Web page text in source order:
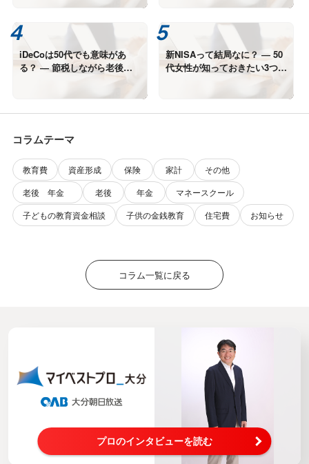
iDeCoは50代でも意味があ
る？ ― 節税しながら老後資
新NISAって結局なに？ ― 50
代女性が知っておきたい3つの
コラムテーマ
教育費 資産形成 保険 家計
その他
老後 年金
老後 年金
マネースクール
子どもの教育資金相談
子供の金銭教育 住宅費 お知らせ
コラム一覧に戻る
プロのインタビューを読む